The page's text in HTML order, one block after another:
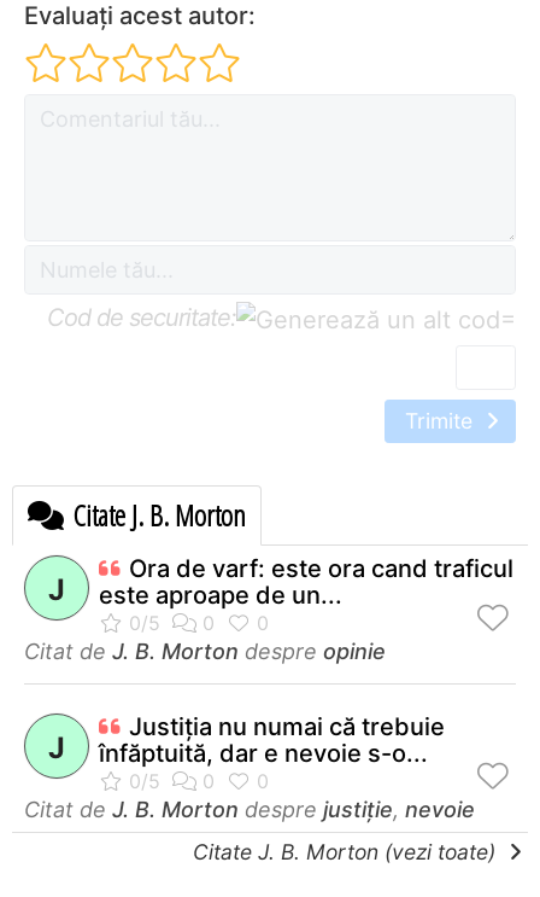
Evaluați acest autor:
Cod de securitate: =
Trimite
Citate J. B. Morton
J
Ora de varf: este ora cand traficul
este aproape de un...
Citat de J. B. Morton despre opinie
J
Justiţia nu numai că trebuie
înfăptuită, dar e nevoie s-o...
Citat de J. B. Morton despre justiție, nevoie
Citate J. B. Morton (vezi toate)